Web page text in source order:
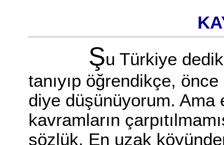
Şu Türkiye
tanıyıp öğrendikçe,
diye düşünüyorum. Ama
kavramların
sözlük. En uzak